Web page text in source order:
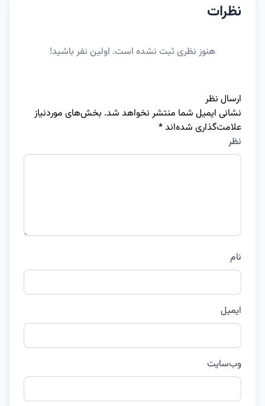
نظرات
هنوز نظری ثبت نشده است. اولین نفر باشید!
ارسال نظر
نشانی ایمیل شما منتشر نخواهد شد. بخش‌های موردنیاز
علامت‌گذاری شده‌اند*
نظر
نام
ایمیل
وب‌سایت